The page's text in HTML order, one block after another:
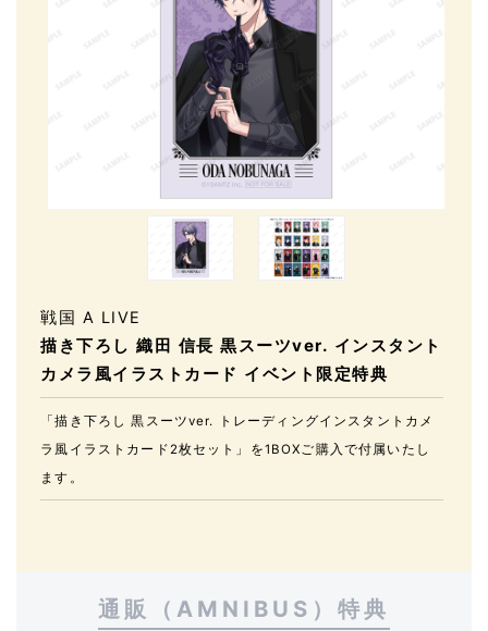
描き下ろし 織田 信長 黒スーツver. インスタント
カメラ風イラストカード イベント限定特典
戦国 A LIVE
「描き下ろし 黒スーツver. トレーディングインスタントカメ
ラ風イラストカード2枚セット」を1BOXご購入で付属いたし
ます。
通販（AMNIBUS）特典